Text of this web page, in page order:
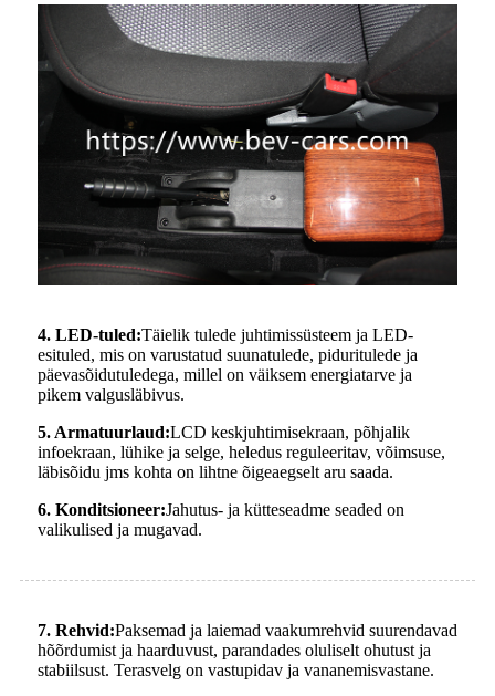
4. LED-tuled:Täielik tulede juhtimissüsteem ja LED-
esituled, mis on varustatud suunatulede, piduritulede ja
päevasõidutuledega, millel on väiksem energiatarve ja
pikem valgusläbivus.
5. Armatuurlaud:LCD keskjuhtimisekraan, põhjalik
infoekraan, lühike ja selge, heledus reguleeritav, võimsuse,
läbisõidu jms kohta on lihtne õigeaegselt aru saada.
6. Konditsioneer:Jahutus- ja kütteseadme seaded on
valikulised ja mugavad.
7. Rehvid:Paksemad ja laiemad vaakumrehvid suurendavad
hõõrdumist ja haarduvust, parandades oluliselt ohutust ja
stabiilsust. Terasvelg on vastupidav ja vananemisvastane.